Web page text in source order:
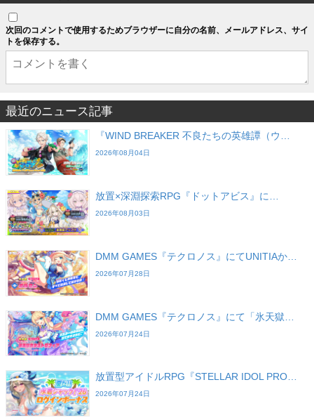
次回のコメントで使用するためブラウザーに自分の名前、メールアドレス、サイ
トを保存する。
最近のニュース記事
『WIND BREAKER 不良たちの英雄譚（ウ…
2026年08月04日
放置×深淵探索RPG『ドットアビス』に…
2026年08月03日
DMM GAMES『テクロノス』にてUNITIAか…
2026年07月28日
DMM GAMES『テクロノス』にて「氷天獄…
2026年07月24日
放置型アイドルRPG『STELLAR IDOL PRO…
2026年07月24日